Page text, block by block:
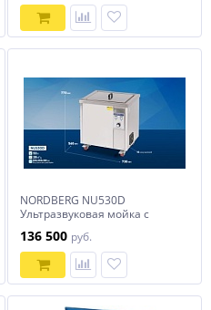
NORDBERG NU530D
Ультразвуковая мойка с
136 500 руб.